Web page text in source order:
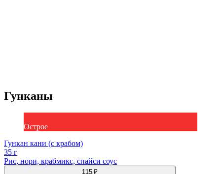
Гунканы
Острое
Гункан кани (с крабом)
35 г
Рис, нори, крабмикс, спайси соус
115 ₽